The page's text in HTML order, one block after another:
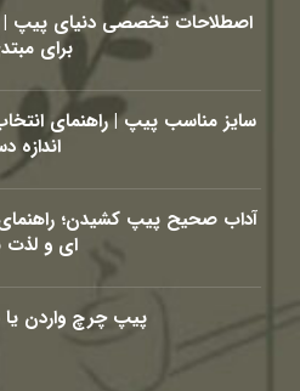
اصطلاحات تخصصی دنیای پیپ |
برای
سایز مناسب پیپ | راهنمای
اندازه
آداب صحیح پیپ کشیدن؛
ای و
پیپ چرچ واردن یا